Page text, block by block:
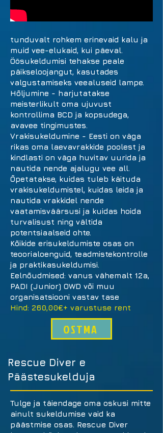
tunduvalt rohkem erinevaid kalu ja
muid vee-elukaid, kui päeval.
Öösukeldumisi tehakse peale
päikseloojangut, kasutades
valgustamiseks veealuseid lampe.
Hõljumine - harjutatakse
meisterlikult oma ujuvust
kontrollima BCD ja kopsudega,
avavee tingimustes.
Vrakisukeldumine - Eesti on väga
rikas oma laevavrakkide poolest ja
kindlasti on väga huvitav uurida ja
nautida nende ajalugu vee all.
Õpetatakse, kuidas tuleb käituda
vrakisukeldumistel, kuidas leida ja
nautida vrakkidel nende
vaatamisväärsusi ja kuidas hoida
turvalisust ning vältida
potentsiaalseid ohte.
Kõikide erisukeldumiste osas on
teoorialoenguid, teadmistekontrolle
ja praktikasukeldumisi.
Eelnõudmised: vanus vähemalt 12a,
PADI (Junior) OWD või muu
organisatsiooni vastav tase
Hind: 260,00€+ varustuse rent
OSTMA
Rescue Diver e
Päästesukelduja
Tulge ja täiendage oma oskusi mitte
ainult sukeldumise vaid ka
päästmise osas. Rescue Diver